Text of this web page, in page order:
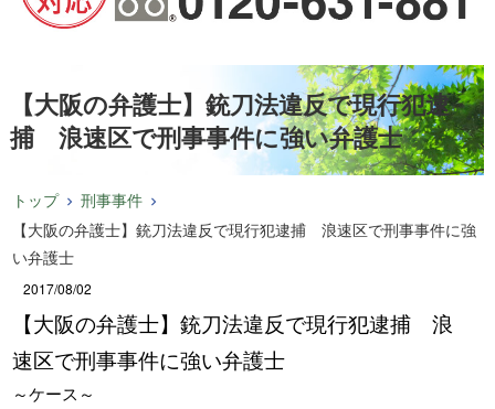
【大阪の弁護士】銃刀法違反で現行犯逮
捕 浪速区で刑事事件に強い弁護士
トップ
刑事事件
【大阪の弁護士】銃刀法違反で現行犯逮捕 浪速区で刑事事件に強
い弁護士
2017/08/02
【大阪の弁護士】銃刀法違反で現行犯逮捕 浪
速区で刑事事件に強い弁護士
～ケース～